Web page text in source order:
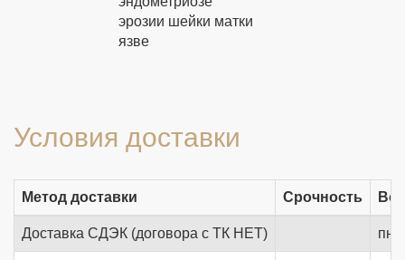
эрозии шейки матки
язве
Условия доставки
Метод доставки Срочность
Доставка СДЭК (договора с ТК НЕТ) пн.-